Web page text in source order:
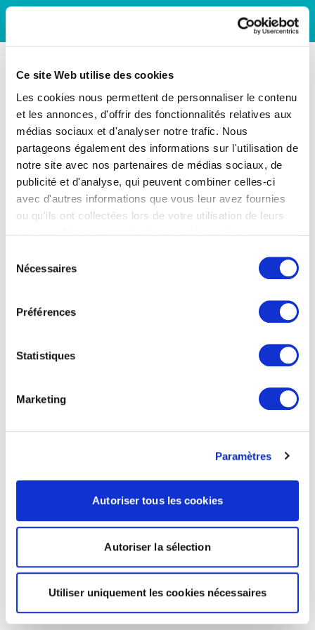
Ce site Web utilise des cookies
Les cookies nous permettent de personnaliser le contenu
et les annonces, d'offrir des fonctionnalités relatives aux
médias sociaux et d'analyser notre trafic. Nous
partageons également des informations sur l'utilisation de
notre site avec nos partenaires de médias sociaux, de
publicité et d'analyse, qui peuvent combiner celles-ci
avec d'autres informations que vous leur avez fournies
ou qu'ils ont collectées lors de votre utilisation de leurs
Nécessaires
Préférences
Statistiques
Marketing
Paramètres
Autoriser tous les cookies
Autoriser la sélection
Utiliser uniquement les cookies nécessaires